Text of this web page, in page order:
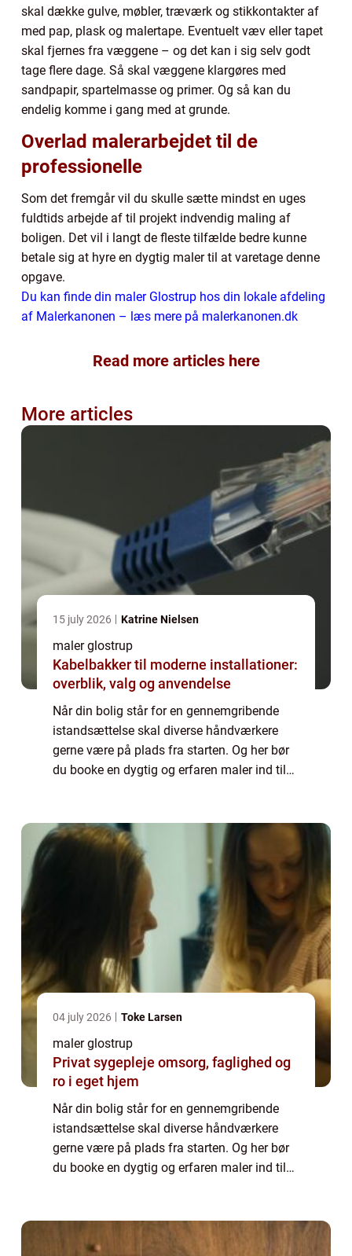
skal dække gulve, møbler, træværk og stikkontakter af
med pap, plask og malertape. Eventuelt væv eller tapet
skal fjernes fra væggene – og det kan i sig selv godt
tage flere dage. Så skal væggene klargøres med
sandpapir, spartelmasse og primer. Og så kan du
endelig komme i gang med at grunde.
Overlad malerarbejdet til de
professionelle
Som det fremgår vil du skulle sætte mindst en uges
fuldtids arbejde af til projekt indvendig maling af
boligen. Det vil i langt de fleste tilfælde bedre kunne
betale sig at hyre en dygtig maler til at varetage denne
opgave.
Du kan finde din maler Glostrup hos din lokale afdeling
af Malerkanonen – læs mere på malerkanonen.dk
Read more articles here
More articles
15 july 2026 Katrine Nielsen
maler glostrup
Kabelbakker til moderne installationer:
overblik, valg og anvendelse
Når din bolig står for en gennemgribende
istandsættelse skal diverse håndværkere
gerne være på plads fra starten. Og her bør
du booke en dygtig og erfaren maler ind til
04 july 2026 Toke Larsen
maler glostrup
Privat sygepleje omsorg, faglighed og
ro i eget hjem
Når din bolig står for en gennemgribende
istandsættelse skal diverse håndværkere
gerne være på plads fra starten. Og her bør
du booke en dygtig og erfaren maler ind til